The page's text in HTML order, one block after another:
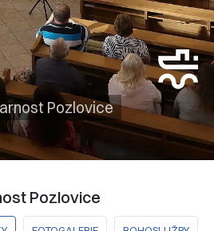
Pozlovice
Pozlovice